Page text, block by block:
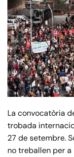
La convocatòria
trobada
27 de setembre.
no treballen per a